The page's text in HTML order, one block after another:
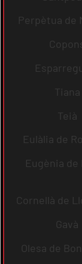
Perpètua de
Tiana
Teià
Eulàlia de
Eugènia de
Cornellà de
Gavà
Olesa de